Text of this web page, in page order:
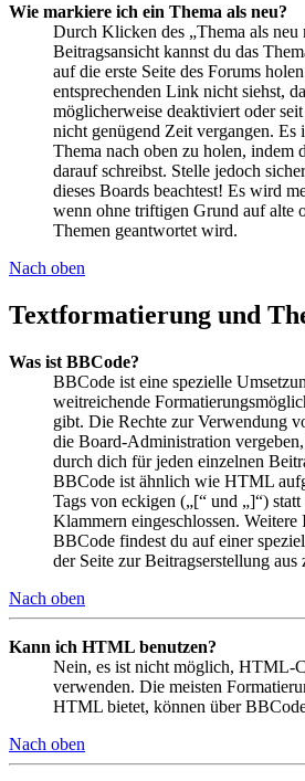
Wie markiere ich ein Thema als neu?
Durch Klicken des „Thema als
Beitragsansicht kannst du das
auf die erste Seite des Forums
entsprechenden Link nicht siehst,
möglicherweise deaktiviert oder
nicht genügend Zeit vergangen. Es
Thema nach oben zu holen, indem
darauf schreibst. Stelle jedoch
dieses Boards beachtest! Es wird
wenn ohne triftigen Grund auf alte
Themen geantwortet wird.
Nach oben
Textformatierung und
Was ist BBCode?
BBCode ist eine spezielle
weitreichende
gibt. Die Rechte zur Verwendung
die Board-Administration
durch dich für jeden einzelnen
BBCode ist ähnlich wie HTML
Tags von eckigen („[“ und „]“)
Klammern eingeschlossen. Weitere
BBCode findest du auf einer
der Seite zur Beitragserstellung aus
Nach oben
Kann ich HTML benutzen?
Nein, es ist nicht möglich, HTML-
verwenden. Die meisten
HTML bietet, können über
Nach oben